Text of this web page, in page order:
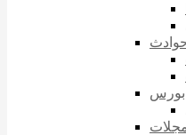
حوادث
بورس